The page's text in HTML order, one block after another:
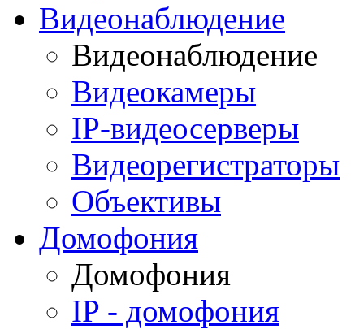
Видеонаблюдение
Видеонаблюдение
Видеокамеры
IP-видеосерверы
Видеорегистраторы
Объективы
Домофония
Домофония
IP - домофония